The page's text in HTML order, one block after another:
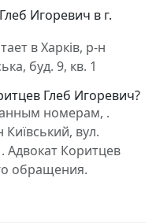
Игоревич в г.
в Харків, р-н
буд. 9, кв. 1
Глеб Игоревич?
номерам, .
вул.
Адвокат Коритцев
обращения.